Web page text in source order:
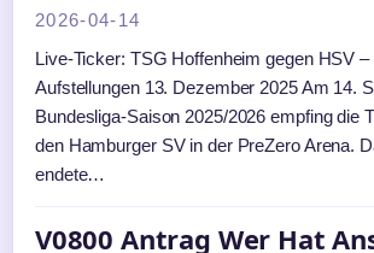
2026-04-14
Live-Ticker: TSG Hoffenheim gegen HSV –
Aufstellungen 13. Dezember 2025 Am 14.
Bundesliga-Saison 2025/2026 empfing die
den Hamburger SV in der PreZero Arena.
endete…
V0800 Antrag Wer Hat